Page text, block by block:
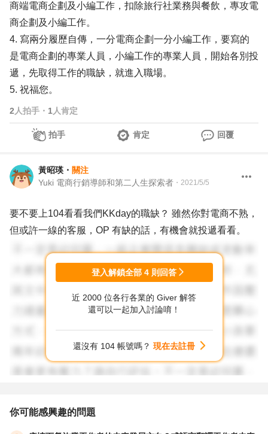
商端電商企劃及小編工作，扣除旅行社業務與餐飲，專攻電
商企劃及小編工作。
4. 寫兩分履歷自傳，一分電商企劃一分小編工作，要寫的
是電商企劃的專業人員，小編工作的專業人員，開始各別投
遞，先取得工作的職缺，就進入職場。
5. 祝福您。
2 人拍手 ・ 1 人肯定
拍手 肯定 回覆
黃昭瑛 ・ 關注
Yuki 電商行銷導師和第二人生探索者 ・ 2021/5/5
要不要上104看看我們KKday的職缺？ 雖然你對電商不熟，
但或許一線的客服，OP 有缺的話，有機會就投遞看看。
登入解鎖全部 4 則回答
近 2000 位各行各業的 Giver 解答
還可以一起加入討論唷！
還沒有 104 帳號嗎？ 現在去註冊
你可能感興趣的問題